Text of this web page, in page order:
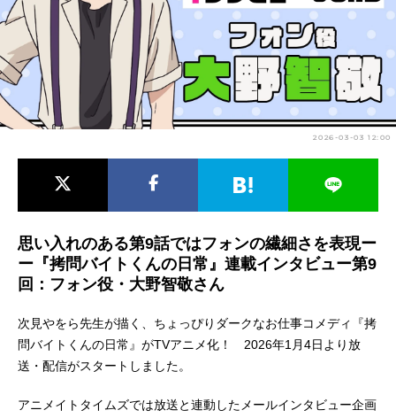
アニメ映画一覧 実写化映画一覧
今期アニメ曜日別一覧
春アニメ 夏アニメ
男性声優/女性声優一覧
2026-03-03 12:00
思い入れのある第9話ではフォンの繊細さを表現ー
ー『拷問バイトくんの日常』連載インタビュー第9
回：フォン役・大野智敬さん
次見やをら先生が描く、ちょっぴりダークなお仕事コメディ『拷
問バイトくんの日常』がTVアニメ化！ 2026年1月4日より放
送・配信がスタートしました。
アニメイトタイムズでは放送と連動したメールインタビュー企画